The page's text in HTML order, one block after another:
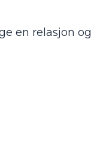
en relasjon og